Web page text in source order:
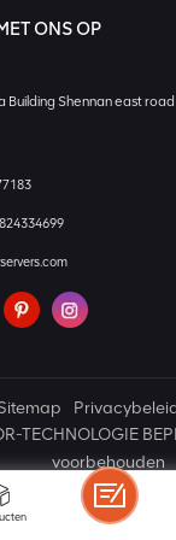
ONS OP
Shennan east
TECHNOLOGIE
voorbehouden
NETWERK